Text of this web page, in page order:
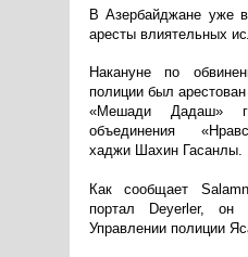
В Азербайджане уже
аресты влиятельных
Накануне по
полиции был
«Мешади Дадаш»
объединения
хаджи Шахин Гасанлы.
Как сообщает
портал Deyerler, он
Управлении полиции